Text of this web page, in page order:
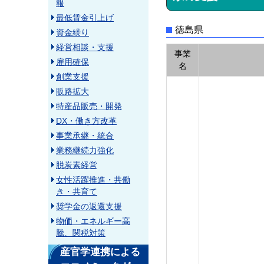
徳島県
事業
名
報
最低賃金引上げ
資金繰り
経営相談・支援
雇用確保
創業支援
販路拡大
特産品販売・開発
DX・働き方改革
事業承継・統合
業務継続力強化
脱炭素経営
女性活躍推進・共働
き・共育て
奨学金の返還支援
物価・エネルギー高
騰、関税対策
産官学連携による